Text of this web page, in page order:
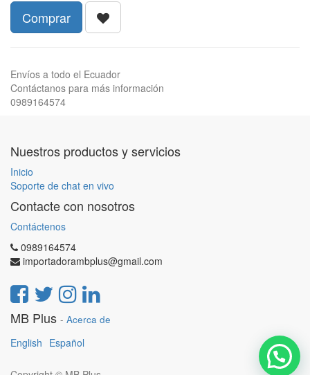
Comprar
Envíos a todo el Ecuador
Contáctanos para más información
0989164574
Nuestros productos y servicios
Inicio
Soporte de chat en vivo
Contacte con nosotros
Contáctenos
0989164574
importadorambplus@gmail.com
MB Plus - Acerca de
English Español